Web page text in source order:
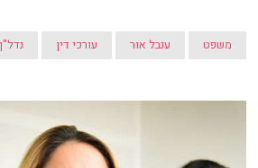
משפט ענבל אור עורכי דין נדל"ן